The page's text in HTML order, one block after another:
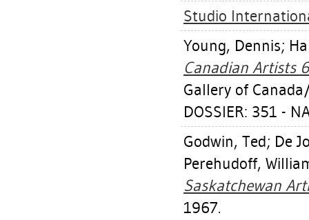
Studio
Young, Dennis;
Canadian Artists
Gallery of
DOSSIER: 351 -
Godwin, Ted; De
Perehudoff,
Saskatchewan
1967.